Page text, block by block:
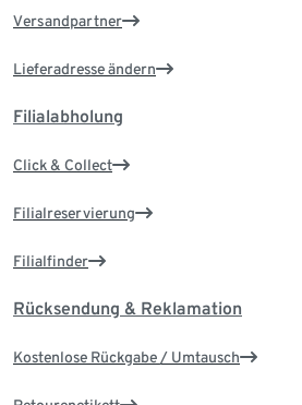
Versandpartner
Lieferadresse ändern
Filialabholung
Click & Collect
Filialreservierung
Filialfinder
Rücksendung & Reklamation
Kostenlose Rückgabe / Umtausch